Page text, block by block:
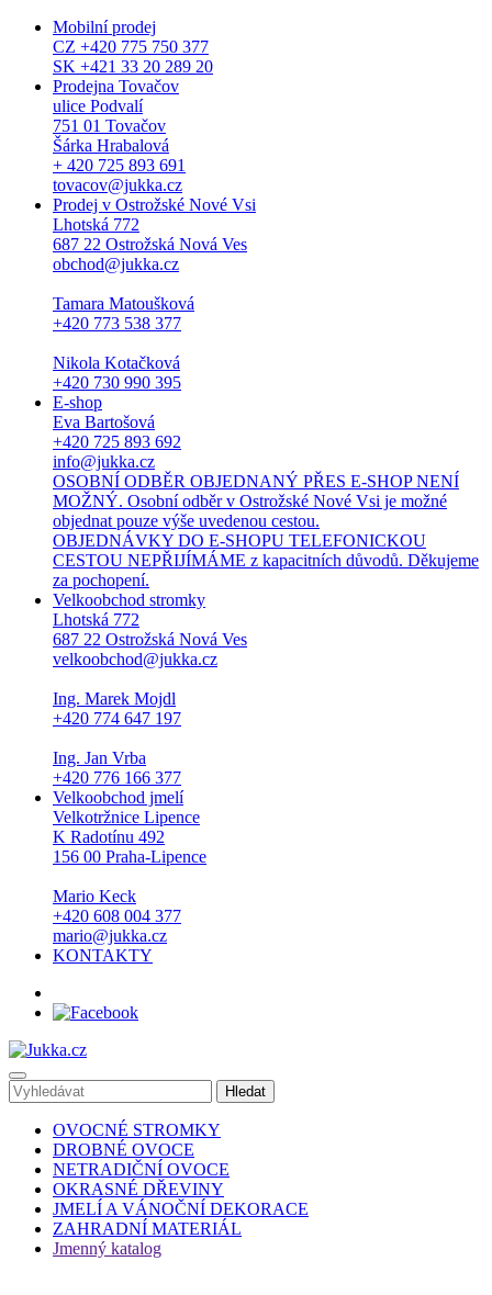
Mobilní prodej
CZ +420 775 750 377
SK +421 33 20 289 20
Prodejna Tovačov
ulice Podvalí
751 01 Tovačov
Šárka Hrabalová
+ 420 725 893 691
tovacov@jukka.cz
Prodej v Ostrožské Nové Vsi
Lhotská 772
687 22 Ostrožská Nová Ves
obchod@jukka.cz
Tamara Matoušková
+420 773 538 377
Nikola Kotačková
+420 730 990 395
E-shop
Eva Bartošová
+420 725 893 692
info@jukka.cz
OSOBNÍ ODBĚR OBJEDNANÝ PŘES E-SHOP NENÍ
MOŽNÝ. Osobní odběr v Ostrožské Nové Vsi je možné
objednat pouze výše uvedenou cestou.
OBJEDNÁVKY DO E-SHOPU TELEFONICKOU
CESTOU NEPŘIJÍMÁME z kapacitních důvodů. Děkujeme
za pochopení.
Velkoobchod stromky
Lhotská 772
687 22 Ostrožská Nová Ves
velkoobchod@jukka.cz
Ing. Marek Mojdl
+420 774 647 197
Ing. Jan Vrba
+420 776 166 377
Velkoobchod jmelí
Velkotržnice Lipence
K Radotínu 492
156 00 Praha-Lipence
Mario Keck
+420 608 004 377
mario@jukka.cz
KONTAKTY
OVOCNÉ STROMKY
DROBNÉ OVOCE
NETRADIČNÍ OVOCE
OKRASNÉ DŘEVINY
JMELÍ A VÁNOČNÍ DEKORACE
ZAHRADNÍ MATERIÁL
Jmenný katalog